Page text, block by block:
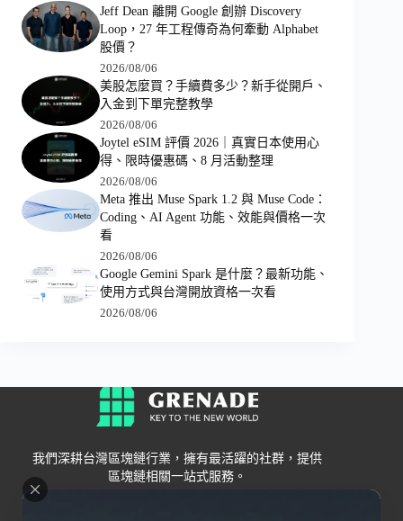
Jeff Dean 離開 Google 創辦 Discovery
Loop，27 年工程傳奇為何牽動 Alphabet
股價？
2026/08/06
美股怎麼買？手續費多少？新手從開戶、
入金到下單完整教學
2026/08/06
Joytel eSIM 評價 2026｜真實日本使用心
得、限時優惠碼、8 月活動整理
2026/08/06
Meta 推出 Muse Spark 1.2 與 Muse Code：
Coding、AI Agent 功能、效能與價格一次
看
2026/08/06
Google Gemini Spark 是什麼？最新功能、
使用方式與台灣開放資格一次看
2026/08/06
我們深耕台灣區塊鏈行業，擁有最活躍的社群，提供
區塊鏈相關一站式服務。